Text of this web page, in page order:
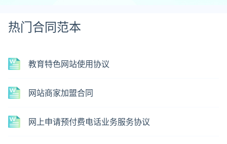
热门合同范本
教育特色网站使用协议
网站商家加盟合同
网上申请预付费电话业务服务协议